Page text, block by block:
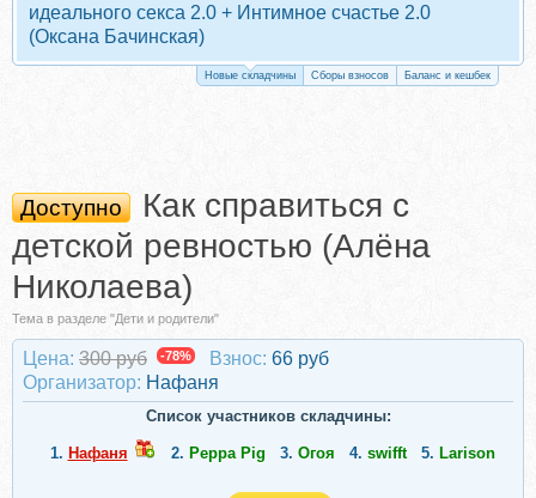
идеального секса 2.0 + Интимное счастье 2.0
(Оксана Бачинская)
Новые складчины Сборы взносов Баланс и кешбек
Доступно
Как справиться с
детской ревностью (Алёна
Николаева)
Тема в разделе "Дети и родители"
Цена: 300 руб -78% Взнос: 66 руб
Организатор: Нафаня
Список участников складчины:
1. Нафаня 2. Peppa Pig 3. Огоя 4. swifft 5. Larison